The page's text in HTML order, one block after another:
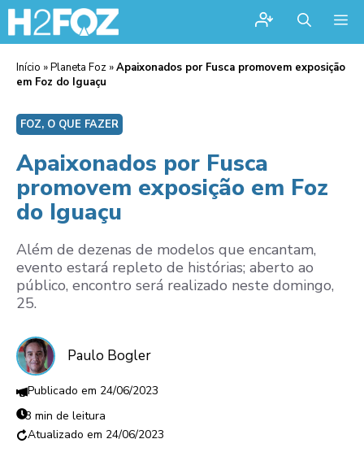
Início »Planeta Foz »Apaixonados por Fusca promovem exposição
em Foz do Iguaçu
FOZ, O QUE FAZER
Apaixonados por Fusca
promovem exposição em Foz
do Iguaçu
Além de dezenas de modelos que encantam,
evento estará repleto de histórias; aberto ao
público, encontro será realizado neste domingo,
25.
Paulo Bogler
24/06/2023
3 min de leitura
24/06/2023